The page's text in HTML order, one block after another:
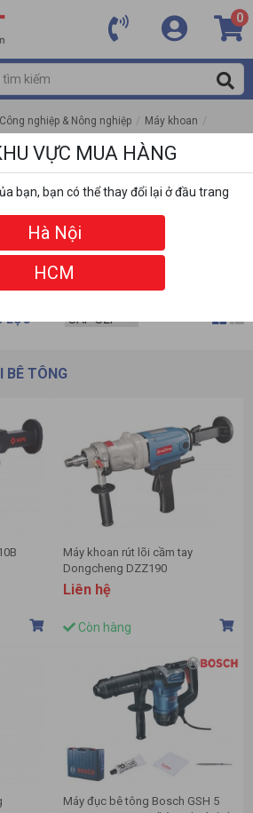
0
nghiệp & Nông nghiệp / Máy khoan /
LỌC
BÊ TÔNG
Máy khoan rút lõi cầm tay
Dongcheng DZZ190
Liên hệ
Còn hàng
Máy đục bê tông Bosch GSH 5
VỰC MUA HÀNG
bạn, bạn có thể thay đổi lại ở đầu trang
Hà Nội
HCM